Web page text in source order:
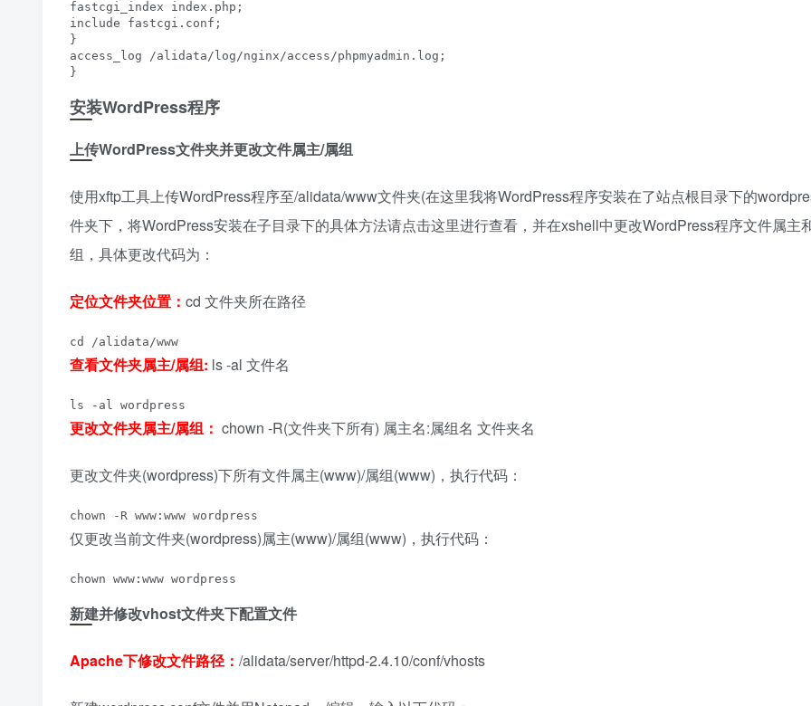
fastcgi_index index.php;
include fastcgi.conf;
}
access_log /alidata/log/nginx/access/phpmyadmin.log;
}
安装WordPress程序
上传WordPress文件夹并更改文件属主/属组
使用xftp工具上传WordPress程序至/alidata/www文件夹(在这里我将WordPress程序安装在了站点根目录下的
件夹下，将WordPress安装在子目录下的具体方法请点击这里进行查看，并在xshell中更改WordPress程序文件属主
组，具体更改代码为：
定位文件夹位置： cd 文件夹所在路径
cd /alidata/www
查看文件夹属主/属组: ls -al 文件名
ls -al wordpress
更改文件夹属主/属组： chown -R(文件夹下所有) 属主名:属组名 文件夹名
更改文件夹(wordpress)下所有文件属主(www)/属组(www)，执行代码：
chown -R www:www wordpress
仅更改当前文件夹(wordpress)属主(www)/属组(www)，执行代码：
chown www:www wordpress
新建并修改vhost文件夹下配置文件
Apache下修改文件路径： /alidata/server/httpd-2.4.10/conf/vhosts